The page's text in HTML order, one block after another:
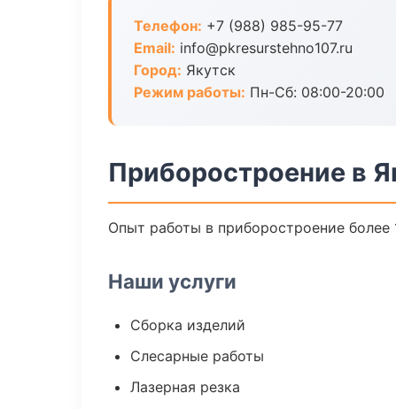
Телефон: +7 (988) 985-95-77
Email: info@pkresurstehno107.ru
Город: Якутск
Режим работы: Пн-Сб: 08:00-20:00
Приборостроение в
Опыт работы в приборостроение
Наши услуги
Сборка изделий
Слесарные работы
Лазерная резка